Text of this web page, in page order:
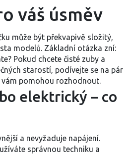
váš úsměv
může být překvapivě složitý,
modelů. Základní otázka zní:
Pokud chcete čisté zuby a
starostí, podívejte se na pár
pomohou rozhodnout.
elektrický – co
a nevyžaduje napájení.
správnou techniku a